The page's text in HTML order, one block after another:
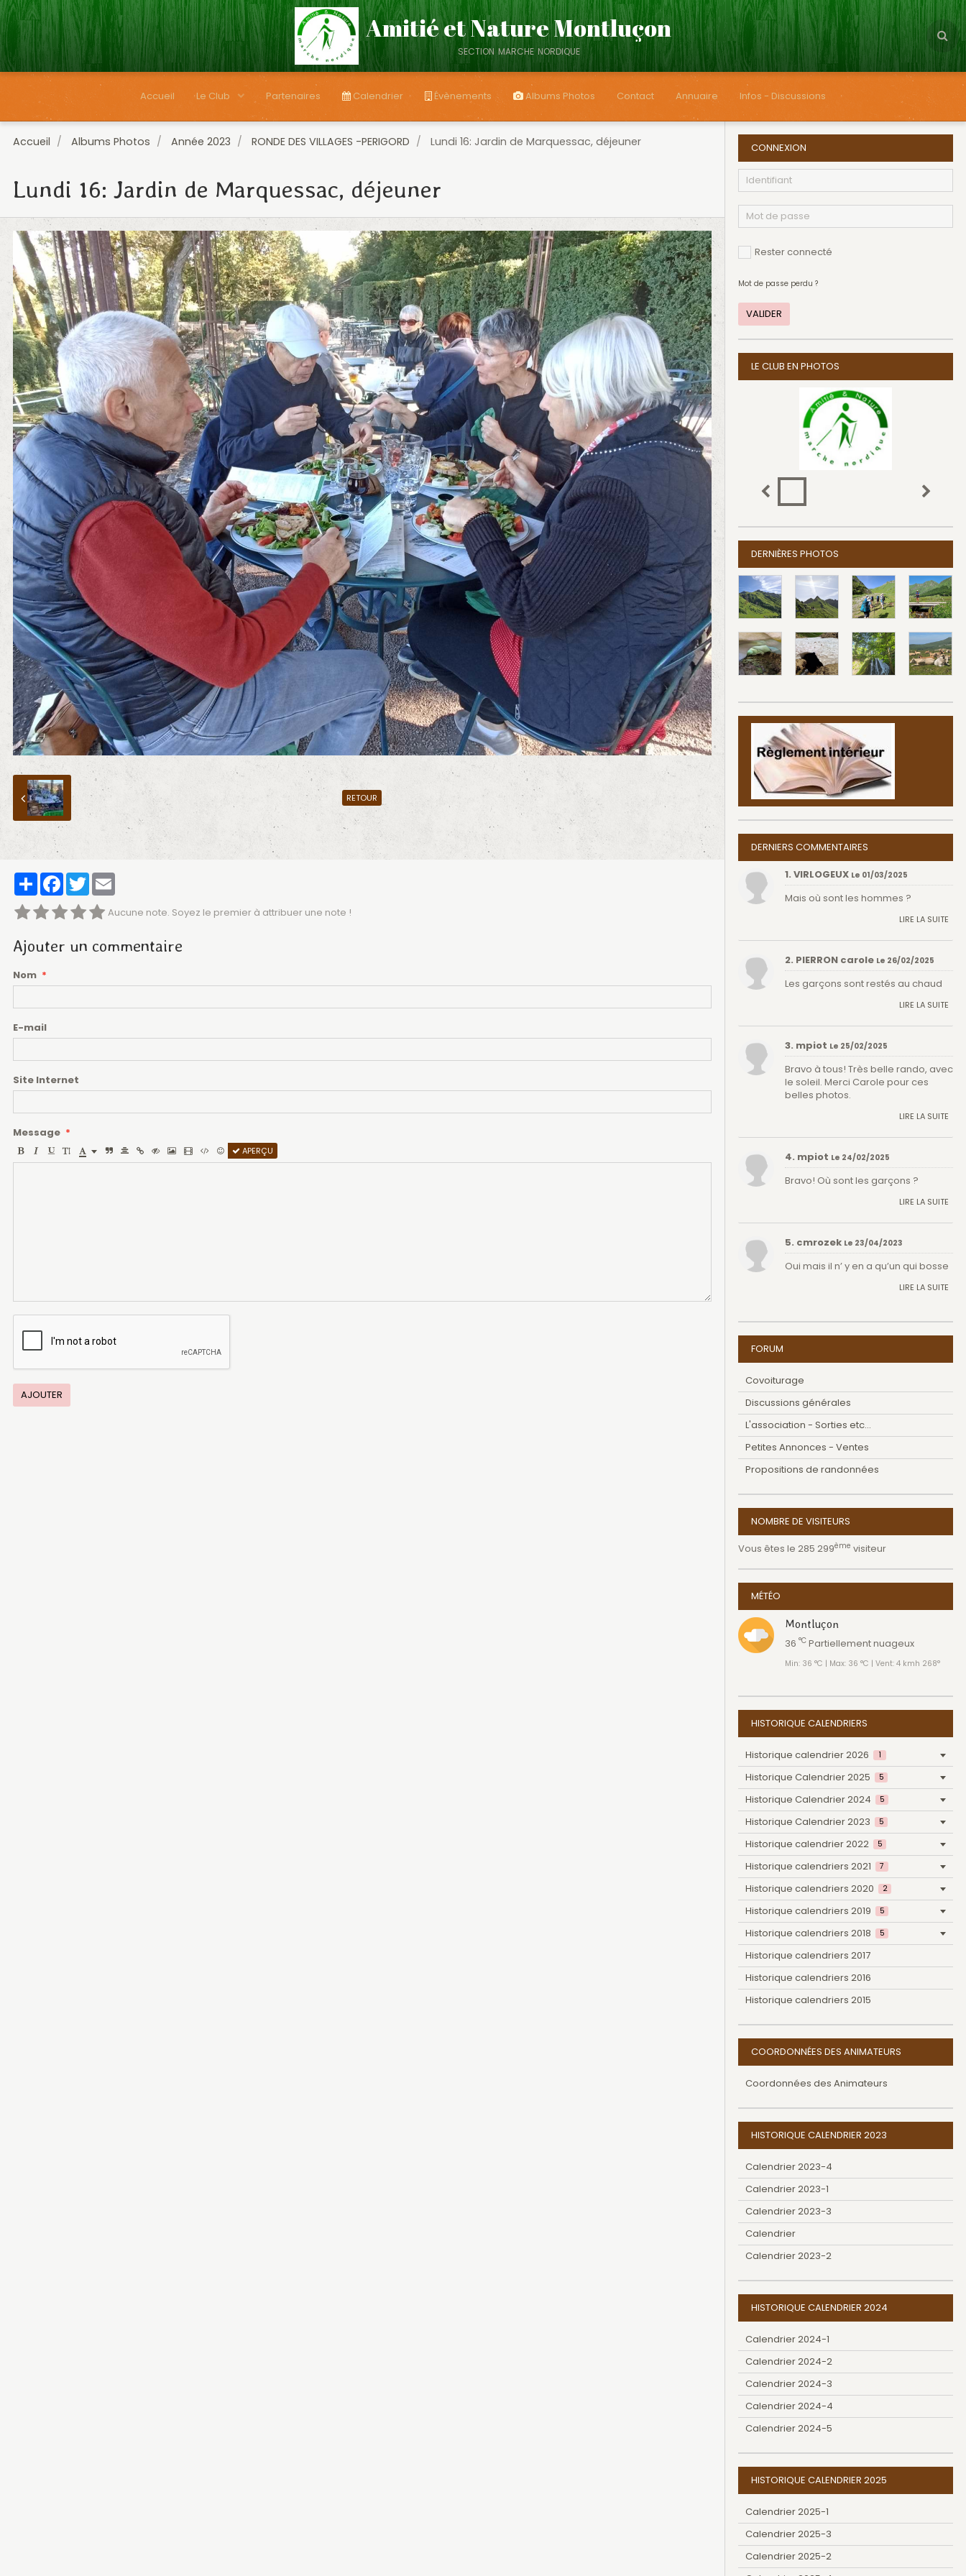
Amitié et Nature Montluçon
section marche nordique
Accueil Le Club Partenaires Calendrier Évènements Albums Photos Contact Annuaire Infos - Discussions
Accueil Albums Photos Année 2023 RONDE DES VILLAGES -PERIGORD Lundi 16: Jardin de Marquessac, déjeuner
Lundi 16: Jardin de Marquessac, déjeuner
RETOUR
PartagerFacebook
Twitter
Aucune note. Soyez le premier à attribuer une note !
Ajouter un commentaire
Nom
E-mail
Site Internet
Message
APERÇU
AJOUTER
CONNEXION
Rester connecté
Mot de passe perdu ?
VALIDER
LE CLUB EN PHOTOS
DERNIÈRES PHOTOS
DERNIERS COMMENTAIRES
1. VIRLOGEUX Le 01/03/2025
Mais où sont les hommes ?
LIRE LA SUITE
2. PIERRON carole Le 26/02/2025
Les garçons sont restés au chaud
LIRE LA SUITE
3. mpiot Le 25/02/2025
Bravo à tous! Très belle rando, avec
le soleil. Merci Carole pour ces
belles photos.
LIRE LA SUITE
4. mpiot Le 24/02/2025
Bravo! Où sont les garçons ?
LIRE LA SUITE
5. cmrozek Le 23/04/2023
Oui mais il n’ y en a qu’un qui bosse
LIRE LA SUITE
FORUM
Covoiturage
Discussions générales
L'association - Sorties etc...
Petites Annonces - Ventes
Propositions de randonnées
NOMBRE DE VISITEURS
Vous êtes le 285 299ème visiteur
MÉTÉO
Montluçon
36 °C Partiellement nuageux
Min: 36 °C | Max: 36 °C | Vent: 4 kmh 268°
HISTORIQUE CALENDRIERS
Historique calendrier 2026 1
Historique Calendrier 2025 5
Historique Calendrier 2024 5
Historique Calendrier 2023 5
Historique calendrier 2022 5
Historique calendriers 2021 7
Historique calendriers 2020 2
Historique calendriers 2019 5
Historique calendriers 2018 5
Historique calendriers 2017
Historique calendriers 2016
Historique calendriers 2015
COORDONNÉES DES ANIMATEURS
Coordonnées des Animateurs
HISTORIQUE CALENDRIER 2023
Calendrier 2023-4
Calendrier 2023-1
Calendrier 2023-3
Calendrier
Calendrier 2023-2
HISTORIQUE CALENDRIER 2024
Calendrier 2024-1
Calendrier 2024-2
Calendrier 2024-3
Calendrier 2024-4
Calendrier 2024-5
HISTORIQUE CALENDRIER 2025
Calendrier 2025-1
Calendrier 2025-3
Calendrier 2025-2